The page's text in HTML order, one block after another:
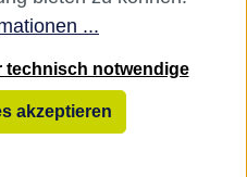
...
technisch notwendige
akzeptieren